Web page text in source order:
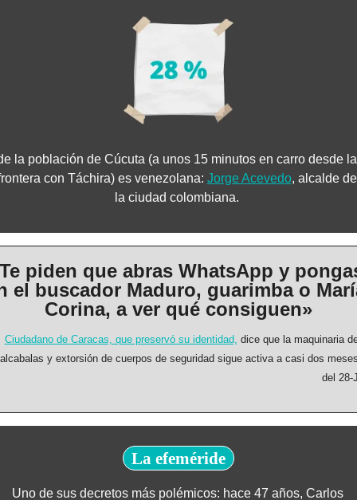
la población de Cúcuta (a unos 15 minutos en carro desde la
con Táchira) es venezolana: Jorge Acevedo, alcalde de
la ciudad colombiana.
piden que abras WhatsApp y
el buscador Maduro, guarimba o
Corina, a ver qué consiguen»
Ciudadano de Caracas, que preservó su identidad, dice que la maquinaria
alcabalas y extorsión de cuerpos de seguridad sigue activa a casi dos
del 28-
La efeméride
Uno de sus decretos más polémicos: hace 47 años, Carlos